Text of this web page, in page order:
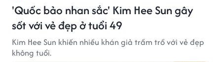
'Quốc bảo nhan sắc' Kim Hee Sun gây
sốt với vẻ đẹp ở tuổi 49
Kim Hee Sun khiến nhiều khán giả trầm trồ với vẻ đẹp
không tuổi.